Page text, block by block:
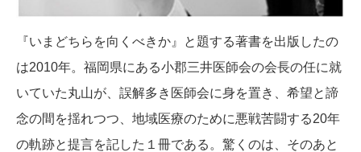
『いまどちらを向くべきか』と題する著書を出版したの
は2010年。福岡県にある小郡三井医師会の会長の任に就
いていた丸山が、誤解多き医師会に身を置き、希望と諦
念の間を揺れつつ、地域医療のために悪戦苦闘する20年
の軌跡と提言を記した１冊である。驚くのは、そのあと